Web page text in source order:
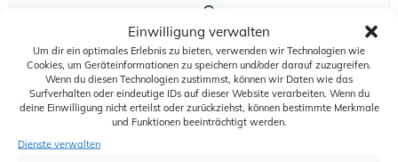
Einwilligung verwalten
Um dir ein optimales Erlebnis zu bieten, verwenden wir Technologien wie
Cookies, um Geräteinformationen zu speichern und/oder darauf zuzugreifen.
Wenn du diesen Technologien zustimmst, können wir Daten wie das
Surfverhalten oder eindeutige IDs auf dieser Website verarbeiten. Wenn du
deine Einwilligung nicht erteilst oder zurückziehst, können bestimmte Merkmale
und Funktionen beeinträchtigt werden.
Dienste verwalten
Das könnte Sie auch interessieren:
35. Jubiläum unseres Gastmitgliedes WM Fahrzeugteile
Umsetzung der EU-Richtlinie zur Förderung der Reparatur von
Waren: ZDKerreicht wichtige politische Anerkennung der
besonderen Situation des Kfz-Gewerbes